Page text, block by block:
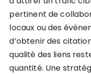
pertinent de
locaux ou des
d’obtenir des
qualité des liens
quantité. Une